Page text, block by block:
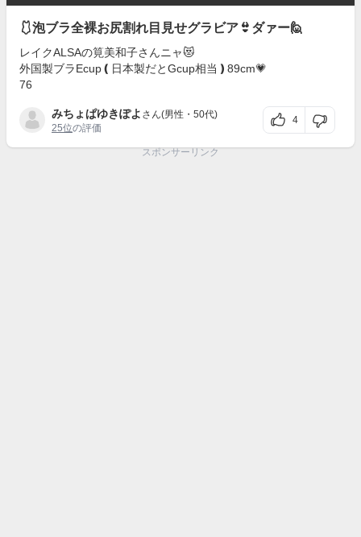
🩱泡ブラ全裸お尻割れ目見せグラビア👙ダァー🙋
レイクALSAの筧美和子さんニャ😻
外国製ブラEcup❪日本製だとGcup相当❫89cm💗
76
みちょぱゆきぽよ さん(男性・50代)
25位の評価
4
スポンサーリンク